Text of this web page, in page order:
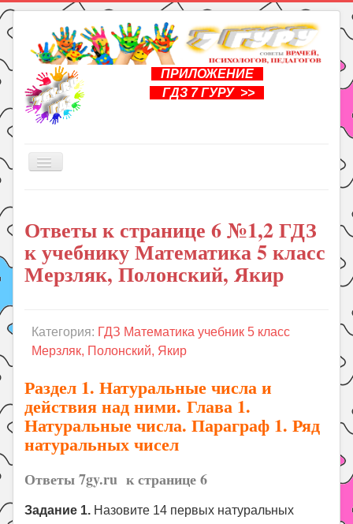
ПРИЛОЖЕНИЕ
ГДЗ 7 ГУРУ >>
Включить/
Книги
Рукоделие
Подготовка к школе
ГДЗ
Праздники
Психология
Летом!
Поиск
Ответы к странице 6 №1,2 ГДЗ
к учебнику Математика 5 класс
Мерзляк, Полонский, Якир
Категория: ГДЗ Математика учебник 5 класс
Мерзляк, Полонский, Якир
Раздел 1. Натуральные числа и
действия над ними. Глава 1.
Натуральные числа. Параграф 1. Ряд
натуральных чисел
Ответы 7gy.ru к странице 6
Задание 1. Назовите 14 первых натуральных